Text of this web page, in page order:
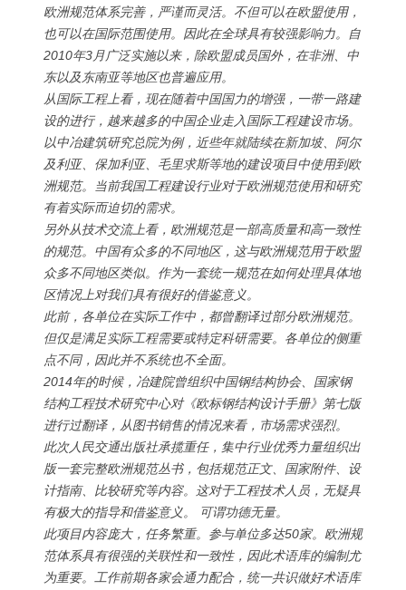
欧洲规范体系完善，严谨而灵活。不但可以在欧盟使用，
也可以在国际范围使用。因此在全球具有较强影响力。自
2010年3月广泛实施以来，除欧盟成员国外，在非洲、中
东以及东南亚等地区也普遍应用。
从国际工程上看，现在随着中国国力的增强，一带一路建
设的进行，越来越多的中国企业走入国际工程建设市场。
以中冶建筑研究总院为例，近些年就陆续在新加坡、阿尔
及利亚、保加利亚、毛里求斯等地的建设项目中使用到欧
洲规范。当前我国工程建设行业对于欧洲规范使用和研究
有着实际而迫切的需求。
另外从技术交流上看，欧洲规范是一部高质量和高一致性
的规范。中国有众多的不同地区，这与欧洲规范用于欧盟
众多不同地区类似。作为一套统一规范在如何处理具体地
区情况上对我们具有很好的借鉴意义。
此前，各单位在实际工作中，都曾翻译过部分欧洲规范。
但仅是满足实际工程需要或特定科研需要。各单位的侧重
点不同，因此并不系统也不全面。
2014年的时候，冶建院曾组织中国钢结构协会、国家钢
结构工程技术研究中心对《欧标钢结构设计手册》第七版
进行过翻译，从图书销售的情况来看，市场需求强烈。
此次人民交通出版社承揽重任，集中行业优秀力量组织出
版一套完整欧洲规范丛书，包括规范正文、国家附件、设
计指南、比较研究等内容。这对于工程技术人员，无疑具
有极大的指导和借鉴意义。 可谓功德无量。
此项目内容庞大，任务繁重。参与单位多达50家。欧洲规
范体系具有很强的关联性和一致性，因此术语库的编制尤
为重要。工作前期各家会通力配合，统一共识做好术语库